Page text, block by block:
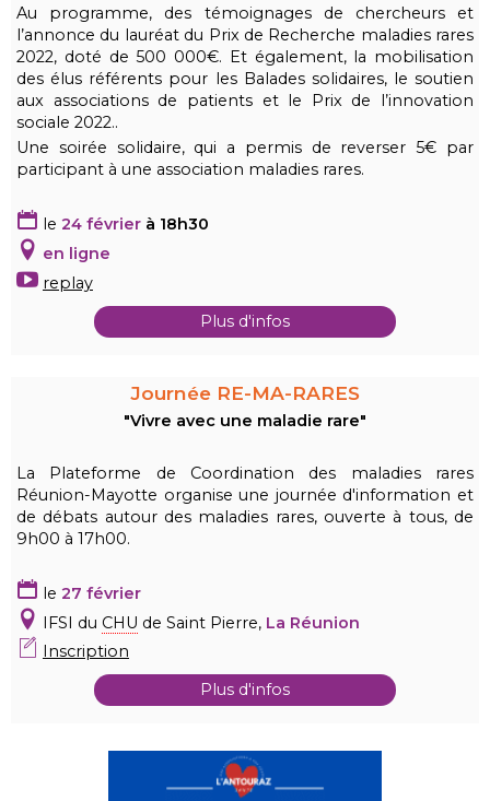
Au programme, des témoignages de chercheurs et
l’annonce du lauréat du Prix de Recherche maladies rares
2022, doté de 500 000€. Et également, la mobilisation
des élus référents pour les Balades solidaires, le soutien
aux associations de patients et le Prix de l’innovation
sociale 2022..
Une soirée solidaire, qui a permis de reverser 5€ par
participant à une association maladies rares.
le 24 février à 18h30
en ligne
replay
Plus d'infos
Journée RE-MA-RARES
"Vivre avec une maladie rare"
La Plateforme de Coordination des maladies rares
Réunion-Mayotte organise une journée d'information et
de débats autour des maladies rares, ouverte à tous, de
9h00 à 17h00.
le 27 février
IFSI du CHU de Saint Pierre, La Réunion
Inscription
Plus d'infos